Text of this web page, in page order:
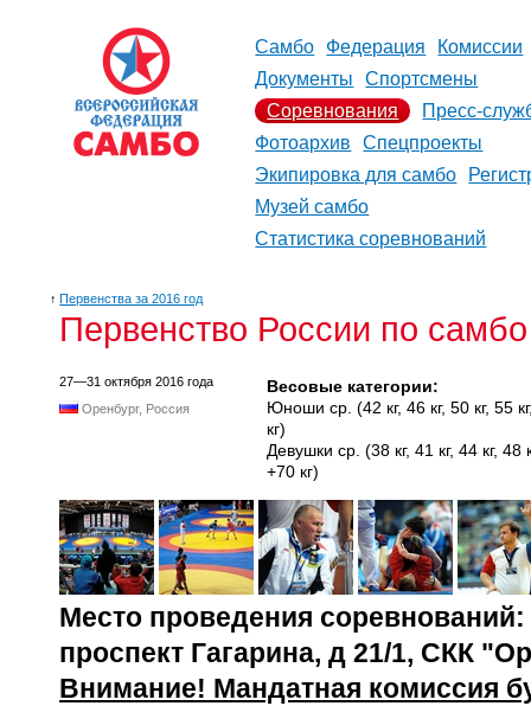
Самбо Федерация
Комиссии
Документы
Спортсмены
Соревнования
Пресс-
Фотоархив
Спецпроекты
Экипировка для самбо
Музей самбо
Статистика соревнований
↑ Первенства за 2016 год
Первенство России по самбо
27—31 октября 2016 года
Оренбург, Россия
Весовые категории:
Юноши ср. (42 кг, 46 кг, 50 кг, 55
кг)
Девушки ср. (38 кг, 41 кг, 44 кг, 48
+70 кг)
Место проведения соревнований:
проспект Гагарина, д 21/1, СКК
Внимание! Мандатная комиссия